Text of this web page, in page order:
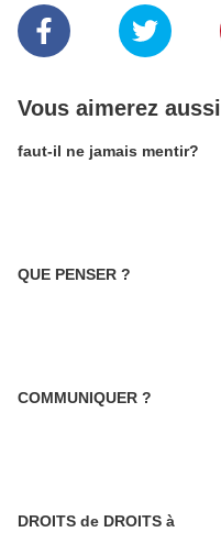
Vous aimerez aussi
faut-il ne jamais mentir?
QUE PENSER ?
COMMUNIQUER ?
DROITS de DROITS à